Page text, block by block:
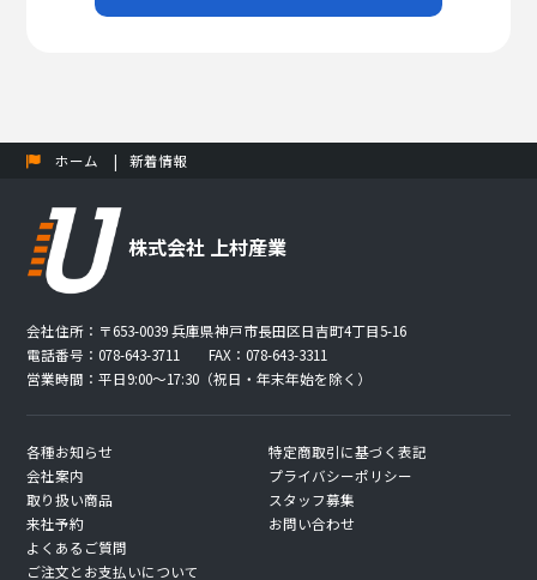
ホーム 新着情報
株式会社 上村産業
会社住所：〒653-0039 兵庫県神戸市長田区日吉町4丁目5-16
電話番号：078-643-3711 FAX：078-643-3311
営業時間：平日9:00〜17:30（祝日・年末年始を除く）
各種お知らせ
会社案内
取り扱い商品
来社予約
よくあるご質問
ご注文とお支払いについて
特定商取引に基づく表記
プライバシーポリシー
スタッフ募集
お問い合わせ